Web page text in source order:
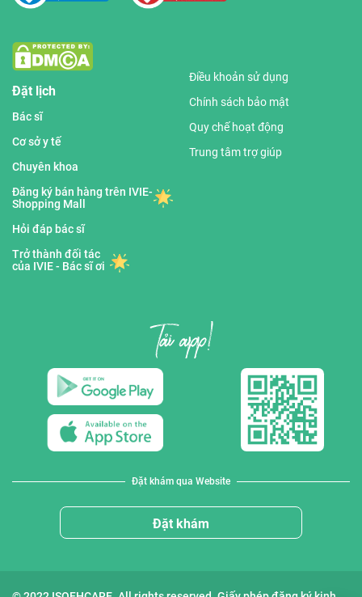
Đặt lịch
Bác sĩ
Cơ sở y tế
Chuyên khoa
Đăng ký bán hàng trên IVIE-
Shopping Mall
Hỏi đáp bác sĩ
Trở thành đối tác
của IVIE - Bác sĩ ơi
Điều khoản sử dụng
Chính sách bảo mật
Quy chế hoạt động
Trung tâm trợ giúp
Đặt khám qua Website
Đặt khám